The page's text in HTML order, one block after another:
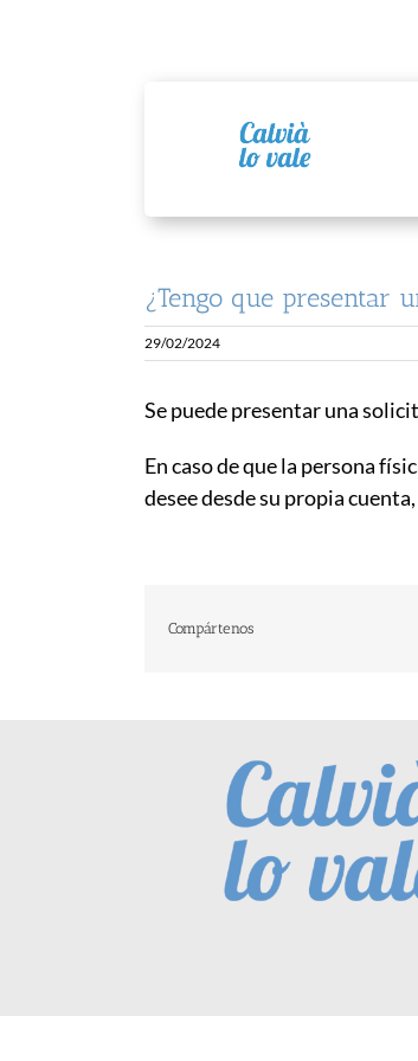
¿Tengo que presentar
29/02/2024
Se puede presentar una
En caso de que la persona
desee desde su propia
Compártenos